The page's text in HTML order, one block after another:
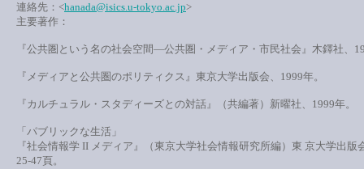
連絡先：<hanada@isics.u-tokyo.ac.jp>
主要著作：
『公共圏という名の社会空間―公共圏・メディア・市民社会』木鐸社、
『メディアと公共圏のポリティクス』東京大学出版会、1999年。
『カルチュラル・スタディーズとの対話』（共編著）新曜社、1999年。
「パブリックな生活」
『社会情報学 II メディア』（東京大学社会情報研究所編）東 京大学出版
25-47頁。